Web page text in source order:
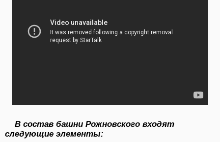
В состав башни Рожновского входят
следующие элементы: